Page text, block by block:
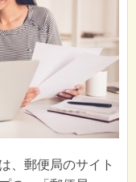
、郵便局のサイト